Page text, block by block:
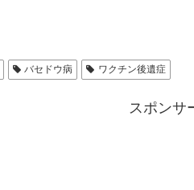
バセドウ病 ワクチン後遺症
スポンサ